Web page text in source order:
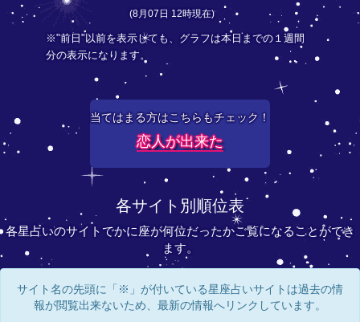
(8月07日 12時現在)
※"前日"以前を表示しても、グラフは本日までの１週間
分の表示になります。
当てはまる方はこちらもチェック！
恋人が出来た
各サイト別順位表
各星占いのサイトでかに座が何位だったかご覧になることができ
ます。
サイト名の先頭に「※」が付いている星座占いサイトは過去の情
報が閲覧出来ないため、最新の情報へリンクしています。